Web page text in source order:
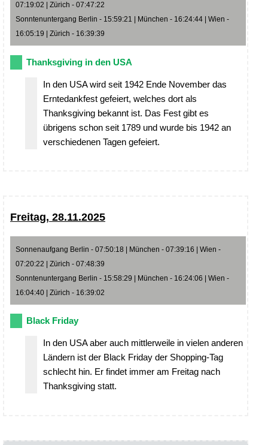
07:19:02 | Zürich - 07:47:22
Sonntenuntergang Berlin - 15:59:21 | München - 16:24:44 | Wien -
16:05:19 | Zürich - 16:39:39
Thanksgiving in den USA
In den USA wird seit 1942 Ende November das
Erntedankfest gefeiert, welches dort als
Thanksgiving bekannt ist. Das Fest gibt es
übrigens schon seit 1789 und wurde bis 1942 an
verschiedenen Tagen gefeiert.
Freitag, 28.11.2025
Sonnenaufgang Berlin - 07:50:18 | München - 07:39:16 | Wien -
07:20:22 | Zürich - 07:48:39
Sonntenuntergang Berlin - 15:58:29 | München - 16:24:06 | Wien -
16:04:40 | Zürich - 16:39:02
Black Friday
In den USA aber auch mittlerweile in vielen anderen
Ländern ist der Black Friday der Shopping-Tag
schlecht hin. Er findet immer am Freitag nach
Thanksgiving statt.